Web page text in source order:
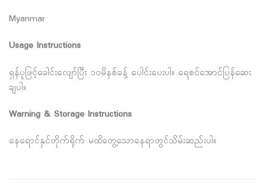
Myanmar
Usage Instructions
ရှန်ပူဖြင့်ခေါင်းလျော်ပြီး ၁၀မိနစ်ခန့် ပေါင်းပေးပါ။ ရေစင်အောင်ပြန်ဆေး
ချပါ။
Warning & Storage Instructions
နေရောင်နှင်တိုက်ရိုက် မထိတွေ့သောနေရာတွင်သိမ်းဆည်းပါ။